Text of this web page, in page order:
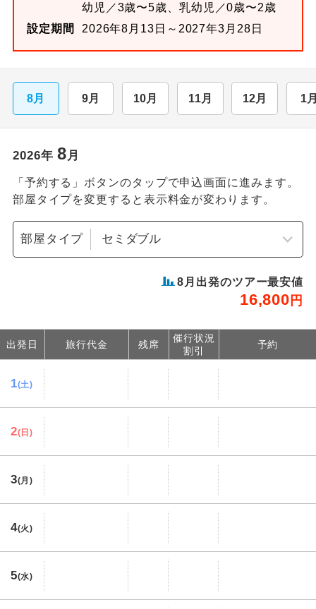
幼児／3歳〜5歳、乳幼児／0歳〜2歳
設定期間
2026年8月13日～2027年3月28日
8月 9月 10月 11月 12月 1
2026年 8月
「予約する」ボタンのタップで申込画面に進みます。
部屋タイプを変更すると表示料金が変わります。
部屋タイプ
8 月出発のツアー最安値
16,800 円
出発日 旅行代金 残席
催行状況
割引
予約
1(土)
2(日)
3(月)
4(火)
5(水)